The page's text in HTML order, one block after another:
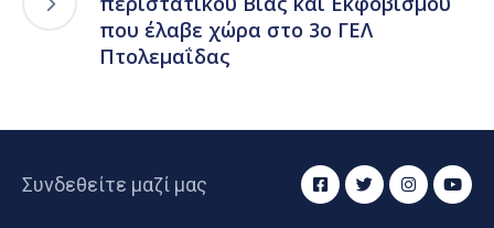
που έλαβε χώρα στο 3ο ΓΕΛ
Πτολεμαΐδας
Συνδεθείτε μαζί μας